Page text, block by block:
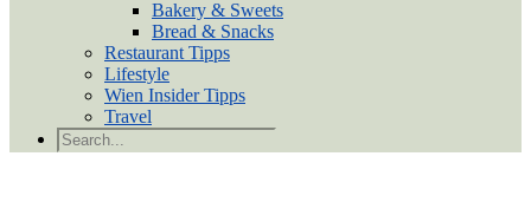
Bakery & Sweets
Bread & Snacks
Restaurant Tipps
Lifestyle
Wien Insider Tipps
Travel